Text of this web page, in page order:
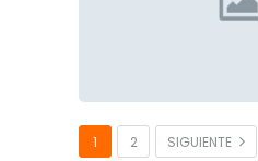
1 2 SIGUIENTE